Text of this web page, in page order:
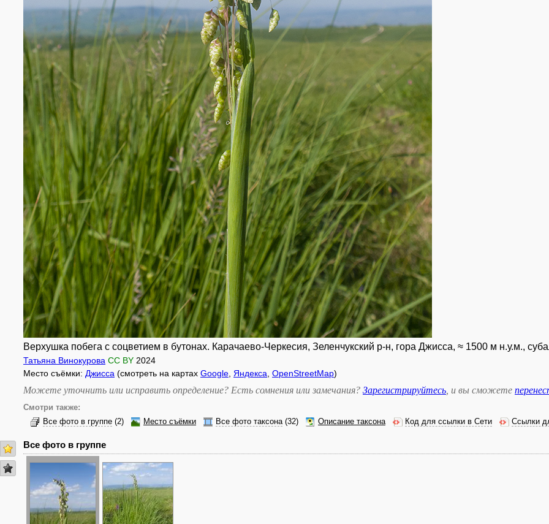
Верхушка побега с соцветием в бутонах. Карачаево-Черкесия, Зеленчукский р-н, гора Джисса, ≈ 1500 м н.у.м.,
Татьяна Винокурова CC BY 2024
Место съёмки: Джисса (смотреть на картах Google Яндекса OpenStreetMap)
Можете уточнить или исправить определение? Есть сомнения или замечания? Зарегистрируйтесь , и вы сможете
Смотри также:
Все фото в группе (2) Место съёмки Все фото таксона(32) Описание таксона Код для ссылки в Сети Ссылки
Все фото в группе